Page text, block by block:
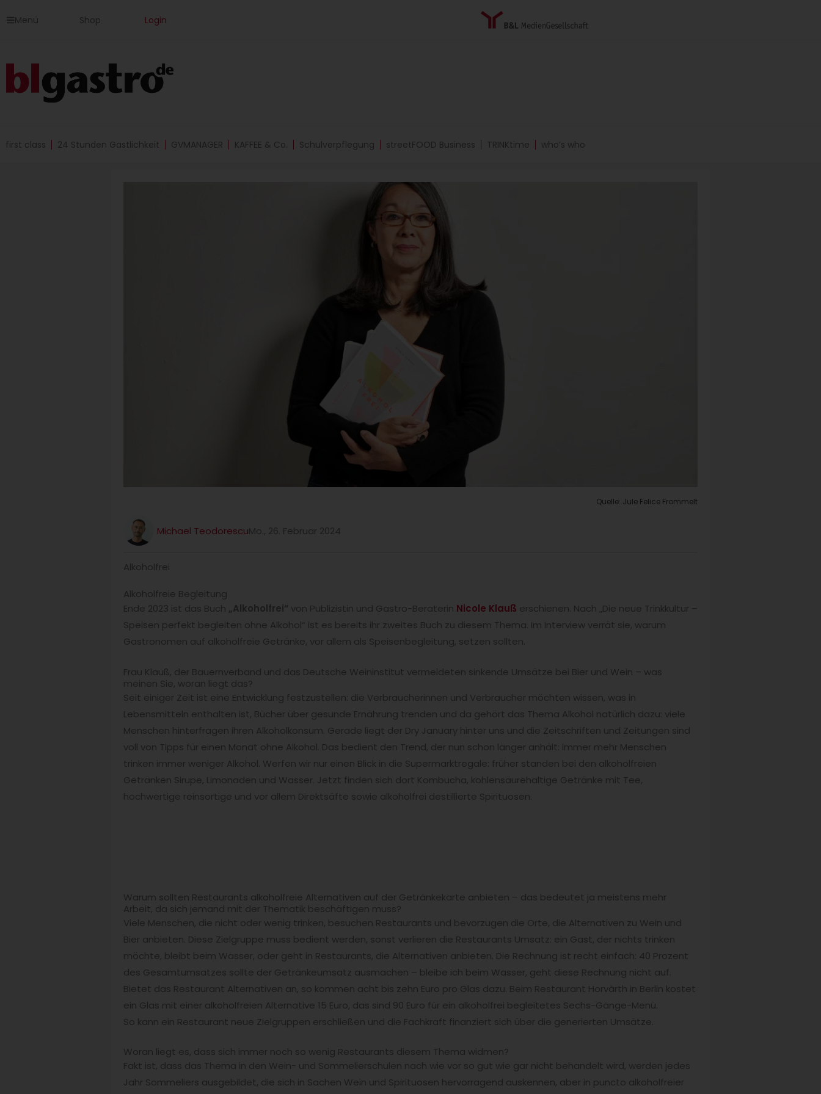
InhaltMenü Shop Login
first class 24 Stunden Gastlichkeit GVMANAGER KAFFEE & Co. Schulverpflegung streetFOOD Business TRINKtime who’s who
Quelle: Jule Felice Frommelt
Michael TeodorescuMo., 26. Februar 2024
Alkoholfrei
Alkoholfreie Begleitung
Ende 2023 ist das Buch „Alkoholfrei“ von Publizistin und Gastro-Beraterin Nicole Klauß erschienen. Nach „Die neue Trinkkultur –
Speisen perfekt begleiten ohne Alkohol“ ist es bereits ihr zweites Buch zu diesem Thema. Im Interview verrät sie, warum
Gastronomen auf alkoholfreie Getränke, vor allem als Speisenbegleitung, setzen sollten.
Frau Klauß, der Bauernverband und das Deutsche Weininstitut vermeldeten sinkende Umsätze bei Bier und Wein – was
meinen Sie, woran liegt das?
Seit einiger Zeit ist eine Entwicklung festzustellen: die Verbraucherinnen und Verbraucher möchten wissen, was in
Lebensmitteln enthalten ist, Bücher über gesunde Ernährung trenden und da gehört das Thema Alkohol natürlich dazu: viele
Menschen hinterfragen ihren Alkoholkonsum. Gerade liegt der Dry January hinter uns und die Zeitschriften und Zeitungen sind
voll von Tipps für einen Monat ohne Alkohol. Das bedient den Trend, der nun schon länger anhält: immer mehr Menschen
trinken immer weniger Alkohol. Werfen wir nur einen Blick in die Supermarktregale: früher standen bei den alkoholfreien
Getränken Sirupe, Limonaden und Wasser. Jetzt finden sich dort Kombucha, kohlensäurehaltige Getränke mit Tee,
hochwertige reinsortige und vor allem Direktsäfte sowie alkoholfrei destillierte Spirituosen.
Warum sollten Restaurants alkoholfreie Alternativen auf der Getränkekarte anbieten – das bedeutet ja meistens mehr
Arbeit, da sich jemand mit der Thematik beschäftigen muss?
Viele Menschen, die nicht oder wenig trinken, besuchen Restaurants und bevorzugen die Orte, die Alternativen zu Wein und
Bier anbieten. Diese Zielgruppe muss bedient werden, sonst verlieren die Restaurants Umsatz: ein Gast, der nichts trinken
möchte, bleibt beim Wasser, oder geht in Restaurants, die Alternativen anbieten. Die Rechnung ist recht einfach: 40 Prozent
des Gesamtumsatzes sollte der Getränkeumsatz ausmachen – bleibe ich beim Wasser, geht diese Rechnung nicht auf.
Bietet das Restaurant Alternativen an, so kommen acht bis zehn Euro pro Glas dazu. Beim Restaurant Horvàrth in Berlin kostet
ein Glas mit einer alkoholfreien Alternative 15 Euro, das sind 90 Euro für ein alkoholfrei begleitetes Sechs-Gänge-Menü.
So kann ein Restaurant neue Zielgruppen erschließen und die Fachkraft finanziert sich über die generierten Umsätze.
Woran liegt es, dass sich immer noch so wenig Restaurants diesem Thema widmen?
Fakt ist, dass das Thema in den Wein- und Sommelierschulen nach wie vor so gut wie gar nicht behandelt wird, werden jedes
Jahr Sommeliers ausgebildet, die sich in Sachen Wein und Spirituosen hervorragend auskennen, aber in puncto alkoholfreier